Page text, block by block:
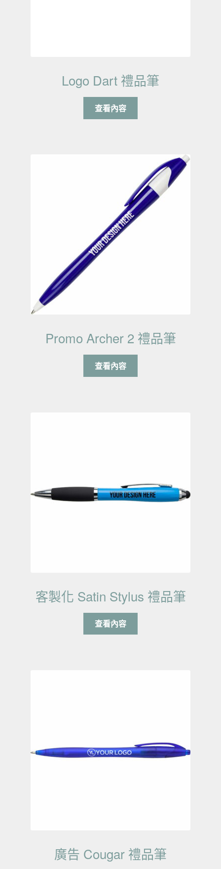
Logo Dart 禮品筆
查看內容
Promo Archer 2 禮品筆
查看內容
客製化 Satin Stylus 禮品筆
查看內容
廣告 Cougar 禮品筆